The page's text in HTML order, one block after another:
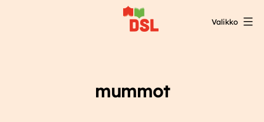
Valikko
mummot